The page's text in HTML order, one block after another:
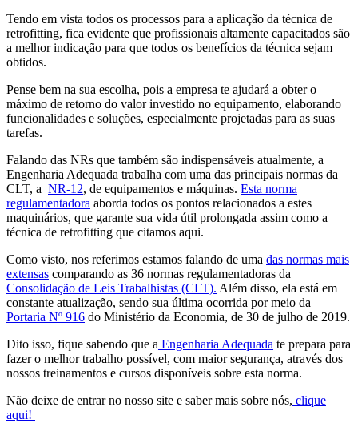
Tendo em vista todos os processos para a aplicação da técnica de
retrofitting, fica evidente que profissionais altamente capacitados são
a melhor indicação para que todos os benefícios da técnica sejam
obtidos.
Pense bem na sua escolha, pois a empresa te ajudará a obter o
máximo de retorno do valor investido no equipamento, elaborando
funcionalidades e soluções, especialmente projetadas para as suas
tarefas.
Falando das NRs que também são indispensáveis atualmente, a
Engenharia Adequada trabalha com uma das principais normas da
CLT, a NR-12, de equipamentos e máquinas. Esta norma
regulamentadora aborda todos os pontos relacionados a estes
maquinários, que garante sua vida útil prolongada assim como a
técnica de retrofitting que citamos aqui.
Como visto, nos referimos estamos falando de uma das normas mais
extensas comparando as 36 normas regulamentadoras da
Consolidação de Leis Trabalhistas (CLT). Além disso, ela está em
constante atualização, sendo sua última ocorrida por meio da
Portaria Nº 916 do Ministério da Economia, de 30 de julho de 2019.
Dito isso, fique sabendo que a Engenharia Adequada te prepara para
fazer o melhor trabalho possível, com maior segurança, através dos
nossos treinamentos e cursos disponíveis sobre esta norma.
Não deixe de entrar no nosso site e saber mais sobre nós, clique
aqui!